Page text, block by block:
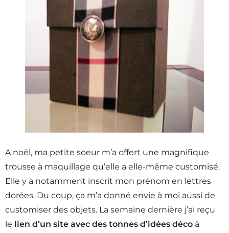
A noël, ma petite soeur m’a offert une magnifique
trousse à maquillage qu’elle a elle-même customisé.
Elle y a notamment inscrit mon prénom en lettres
dorées. Du coup, ça m’a donné envie à moi aussi de
customiser des objets. La semaine dernière j’ai reçu
le lien d’un site avec des tonnes d’idées déco à